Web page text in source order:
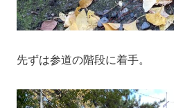
先ずは参道の階段に着手。